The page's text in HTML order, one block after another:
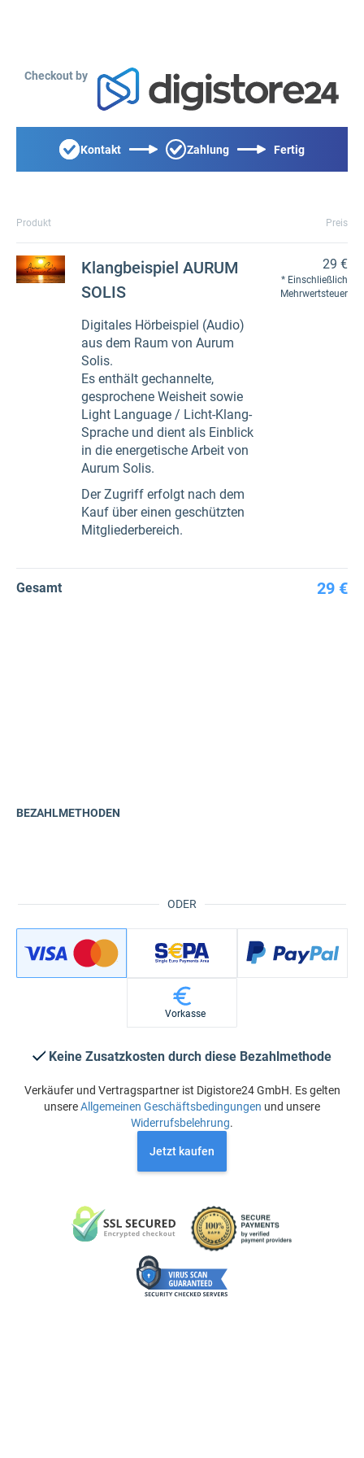
Checkout by
Kontakt Zahlung Fertig
Produkt Preis
Klangbeispiel AURUM
SOLIS
Digitales Hörbeispiel (Audio)
aus dem Raum von Aurum
Solis.
Es enthält gechannelte,
gesprochene Weisheit sowie
Light Language / Licht-Klang-
Sprache und dient als Einblick
in die energetische Arbeit von
Aurum Solis.
Der Zugriff erfolgt nach dem
Kauf über einen geschützten
Mitgliederbereich.
29 €
Einschließlich
Mehrwertsteuer
Gesamt 29 €
ODER
BEZAHLMETHODEN
Vorkasse
Keine Zusatzkosten durch diese Bezahlmethode
Verkäufer und Vertragspartner ist Digistore24 GmbH. Es gelten
unsereAllgemeinen Geschäftsbedingungen und unsere
Widerrufsbelehrung.
Jetzt kaufen